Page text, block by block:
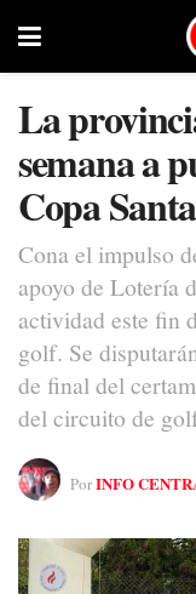
La
semana a
Copa
Cona el impulso
apoyo de Lotería
actividad este fin
golf. Se
de final del
del circuito de
PorINFO